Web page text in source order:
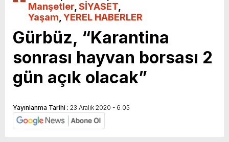
Manşetler SİYASET
Yaşam YEREL HABERLER
Gürbüz, “Karantina
sonrası hayvan borsası 2
gün açık olacak”
Yayınlanma Tarihi : 23 Aralık 2020 - 6:05